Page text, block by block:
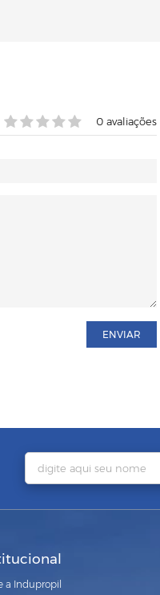
0 avaliações
ENVIAR
a Indupropil